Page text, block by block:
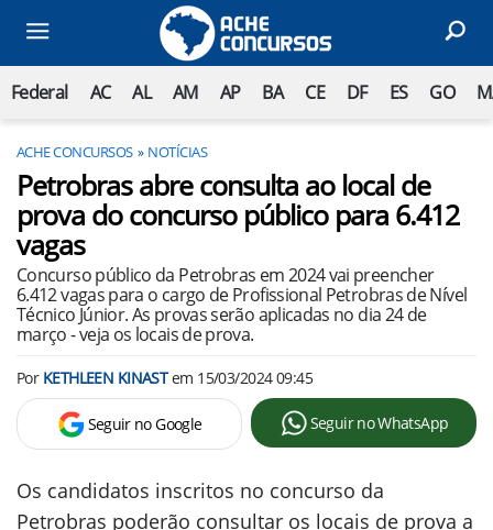
Federal AC AL AM AP BA CE DF ES GO
ACHE CONCURSOS NOTÍCIAS
Petrobras abre consulta ao local de
prova do concurso público para 6.412
vagas
Concurso público da Petrobras em 2024 vai preencher
6.412 vagas para o cargo de Profissional Petrobras de Nível
Técnico Júnior. As provas serão aplicadas no dia 24 de
março - veja os locais de prova.
Por KETHLEEN KINASTem 15/03/2024 09:45
Seguir no Google Seguir no WhatsApp
Os candidatos inscritos no concurso da
Petrobras poderão consultar os locais de prova a